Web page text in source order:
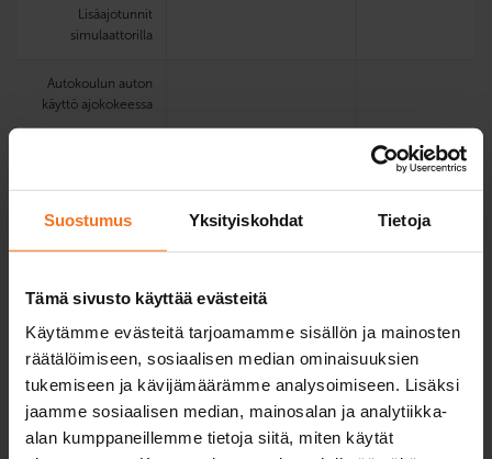
Suostumus Yksityiskohdat Tietoja
Tämä sivusto käyttää evästeitä
Käytämme evästeitä tarjoamamme sisällön ja mainosten
räätälöimiseen, sosiaalisen median ominaisuuksien
tukemiseen ja kävijämäärämme analysoimiseen. Lisäksi
jaamme sosiaalisen median, mainosalan ja analytiikka-
alan kumppaneillemme tietoja siitä, miten käytät
Lisäajotunnit
simulaattorilla
Autokoulun auton
käyttö ajokokeessa
oppikirja
valitulla
toimipisteellä
suomeksi,
englanniksi ja
ruotsiksi.